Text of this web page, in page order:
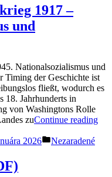
1917 –
und
Nationalsozialismus und
Timing der Geschichte ist
fließt, wodurch es
18. Jahrhunderts in
von Washingtons Rolle
zuContinue reading
2026
Posted
Nezaradené